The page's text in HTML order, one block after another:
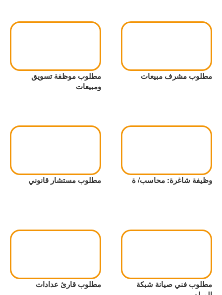
مطلوب مشرف مبيعات
مطلوب موظفة تسويق
ومبيعات
وظيفة شاغرة: محاسب/ ة مطلوب مستشار قانوني
مطلوب فني صيانة شبكة
مطلوب قارئ عدادات